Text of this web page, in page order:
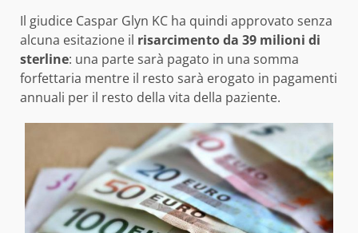
Il giudice Caspar Glyn KC ha quindi approvato senza
alcuna esitazione il risarcimento da 39 milioni di
sterline: una parte sarà pagato in una somma
forfettaria mentre il resto sarà erogato in pagamenti
annuali per il resto della vita della paziente.